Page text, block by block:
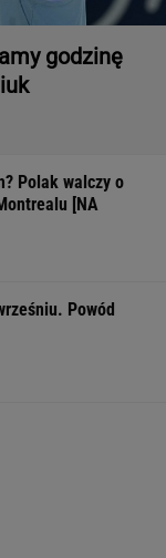
godzinę
Polak walczy o
[NA
Powód